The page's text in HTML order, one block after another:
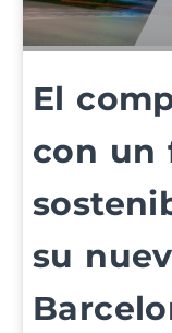
El
con un
su